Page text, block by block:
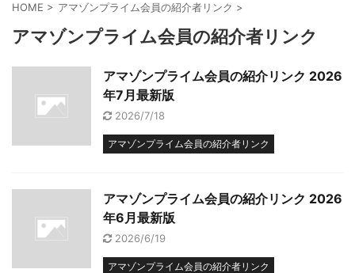
HOME > アマゾンプライム会員の紹介者リンク >
アマゾンプライム会員の紹介者リンク
アマゾンプライム会員の紹介リンク 2026
年7月最新版
2026/7/18
アマゾンプライム会員の紹介者リンク
アマゾンプライム会員の紹介リンク 2026
年6月最新版
2026/6/19
アマゾンプライム会員の紹介者リンク